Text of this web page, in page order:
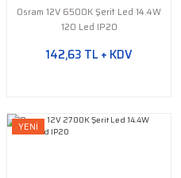
Osram 12V 6500K Şerit Led 14.4W
120 Led IP20
142,63 TL + KDV
YENİ